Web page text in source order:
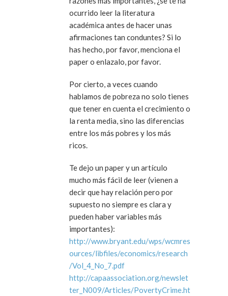
ocurrido leer la literatura
académica antes de hacer unas
afirmaciones tan conduntes? Si lo
has hecho, por favor, menciona el
paper o enlazalo, por favor.
Por cierto, a veces cuando
hablamos de pobreza no solo tienes
que tener en cuenta el crecimiento o
la renta media, sino las diferencias
entre los más pobres y los más
ricos.
Te dejo un paper y un artículo
mucho más fácil de leer (vienen a
decir que hay relación pero por
supuesto no siempre es clara y
pueden haber variables más
importantes):
http://www.bryant.edu/wps/wcmres
ources/libfiles/economics/research
/Vol_4_No_7.pdf
http://capaassociation.org/newslet
ter_N009/Articles/PovertyCrime.ht